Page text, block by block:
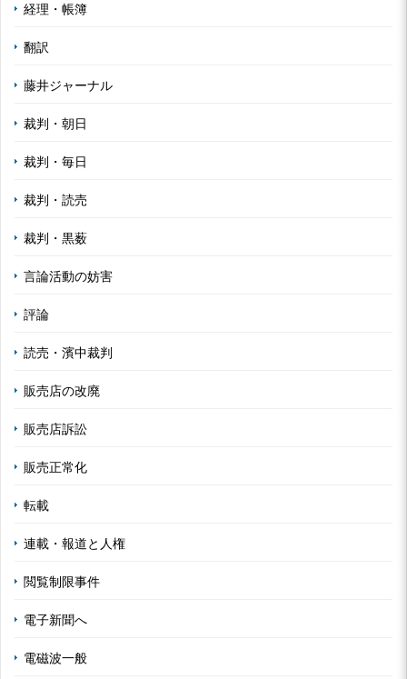
経理・帳簿
翻訳
藤井ジャーナル
裁判・朝日
裁判・毎日
裁判・読売
裁判・黒薮
言論活動の妨害
評論
読売・濱中裁判
販売店の改廃
販売店訴訟
販売正常化
転載
連載・報道と人権
閲覧制限事件
電子新聞へ
電磁波一般